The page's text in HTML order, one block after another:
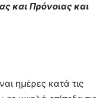
και Πρόνοιας και
ημέρες κατά τις